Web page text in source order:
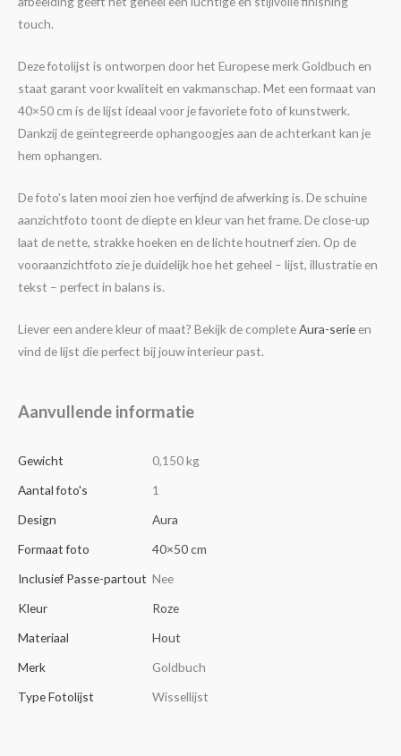
touch.
Deze fotolijst is ontworpen door het Europese merk Goldbuch en
staat garant voor kwaliteit en vakmanschap. Met een formaat van
40×50 cm is de lijst ideaal voor je favoriete foto of kunstwerk.
Dankzij de geïntegreerde ophangoogjes aan de achterkant kan je
hem ophangen.
De foto’s laten mooi zien hoe verfijnd de afwerking is. De schuine
aanzichtfoto toont de diepte en kleur van het frame. De close-up
laat de nette, strakke hoeken en de lichte houtnerf zien. Op de
vooraanzichtfoto zie je duidelijk hoe het geheel – lijst, illustratie en
tekst – perfect in balans is.
Liever een andere kleur of maat? Bekijk de completeAura-serie en
vind de lijst die perfect bij jouw interieur past.
Aanvullende informatie
Gewicht
0,150 kg
Aantal foto's
1
Design
Aura
Formaat foto
40×50 cm
Inclusief Passe-partout Nee
Kleur
Roze
Materiaal
Hout
Merk
Goldbuch
Type Fotolijst
Wissellijst